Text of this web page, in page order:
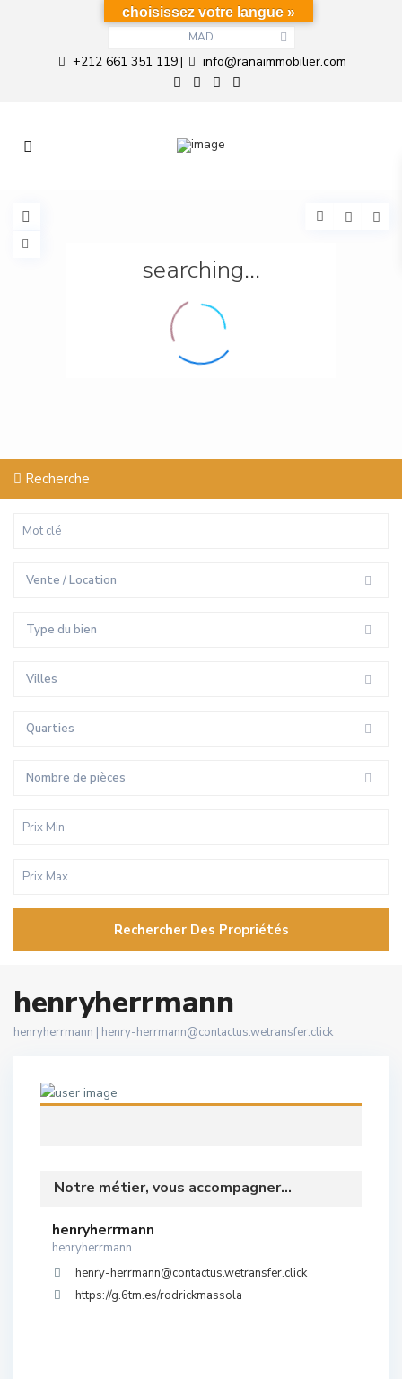
MAD
+212 661 351 119| info@ranaimmobilier.com
searching...
Recherche
Vente / Location
Type du bien
Villes
Quarties
Nombre de pièces
Rechercher Des Propriétés
henryherrmann
henryherrmann | henry-herrmann@contactus.wetransfer.click
Notre métier, vous accompagner...
henryherrmann
henryherrmann
henry-herrmann@contactus.wetransfer.click
https://g.6tm.es/rodrickmassola
choisissez votre langue »